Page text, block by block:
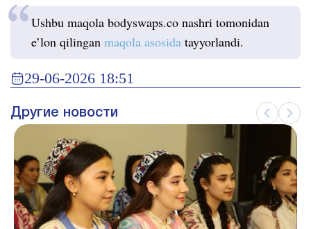
Ushbu maqola bodyswaps.co nashri tomonidan
e’lon qilingan maqola asosida tayyorlandi.
29-06-2026 18:51
Другие новости